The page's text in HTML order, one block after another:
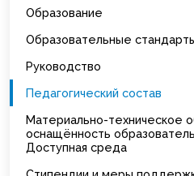
Образование
Образовательные
Руководство
Педагогический состав
Материально-техническое
оснащённость
Доступная среда